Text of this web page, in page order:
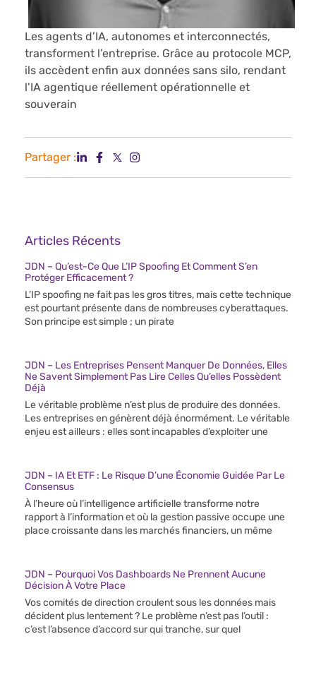
Les agents d’IA, autonomes et interconnectés,
transforment l’entreprise. Grâce au protocole MCP,
ils accèdent enfin aux données sans silo, rendant
l’IA agentique réellement opérationnelle et
souverain
Partager :
Articles Récents
JDN – Qu’est-Ce Que L’IP Spoofing Et Comment S’en
Protéger Efficacement ?
L’IP spoofing ne fait pas les gros titres, mais cette technique
est pourtant présente dans de nombreuses cyberattaques.
Son principe est simple ; un pirate
JDN – Les Entreprises Pensent Manquer De Données, Elles
Ne Savent Simplement Pas Lire Celles Qu’elles Possèdent
Déjà
Le véritable problème n’est plus de produire des données.
Les entreprises en génèrent déjà énormément. Le véritable
enjeu est ailleurs : elles sont incapables d’exploiter une
JDN – IA Et ETF : Le Risque D’une Économie Guidée Par Le
Consensus
À l’heure où l’intelligence artificielle transforme notre
rapport à l’information et où la gestion passive occupe une
place croissante dans les marchés financiers, un même
JDN – Pourquoi Vos Dashboards Ne Prennent Aucune
Décision À Votre Place
Vos comités de direction croulent sous les données mais
décident plus lentement ? Le problème n’est pas l’outil :
c’est l’absence d’accord sur qui tranche, sur quel